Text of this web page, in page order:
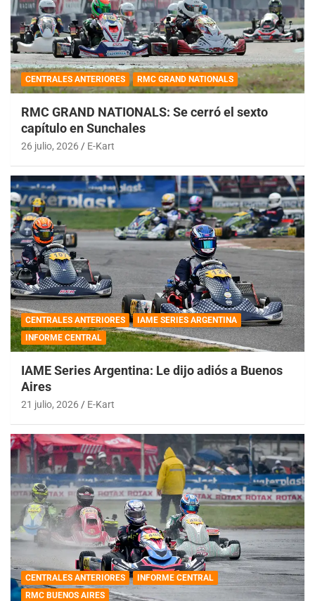
CENTRALES ANTERIORES RMC GRAND NATIONALS
RMC GRAND NATIONALS: Se cerró el sexto
capítulo en Sunchales
26 julio, 2026 E-Kart
CENTRALES ANTERIORES
IAME SERIES ARGENTINA
INFORME CENTRAL
IAME Series Argentina: Le dijo adiós a Buenos
Aires
21 julio, 2026 E-Kart
CENTRALES ANTERIORES
INFORME CENTRAL
RMC BUENOS AIRES